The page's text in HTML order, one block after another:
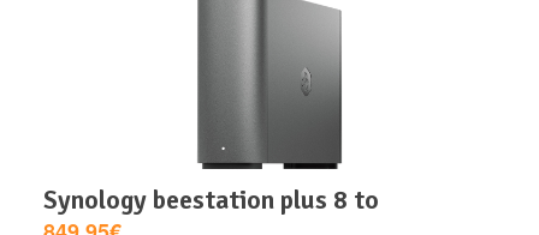
synology beestation plus 8 to